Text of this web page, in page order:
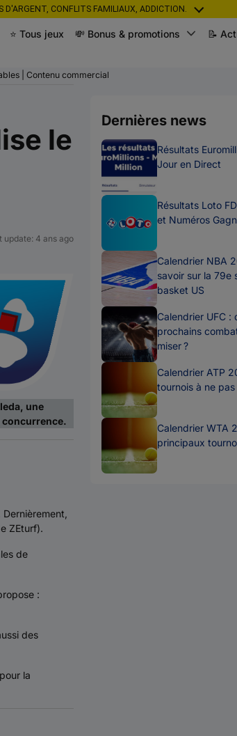
⭐ Tous jeux 💸 Bonus & promotions 📝
D'ARGENT, CONFLITS FAMILIAUX, ADDICTION.
| Contenu commercial
le
update: 4 ans ago
une
concurrence.
ZEturf).
de
:
des
la
Dernières news
Résultats
Jour en Direct
Résultats Loto
et Numéros
Calendrier NBA
savoir sur la 79e
basket US
Calendrier UFC :
prochains
miser ?
Calendrier ATP
tournois à ne
Calendrier WTA
principaux